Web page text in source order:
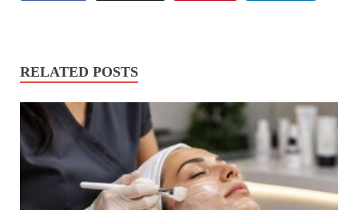
RELATED POSTS